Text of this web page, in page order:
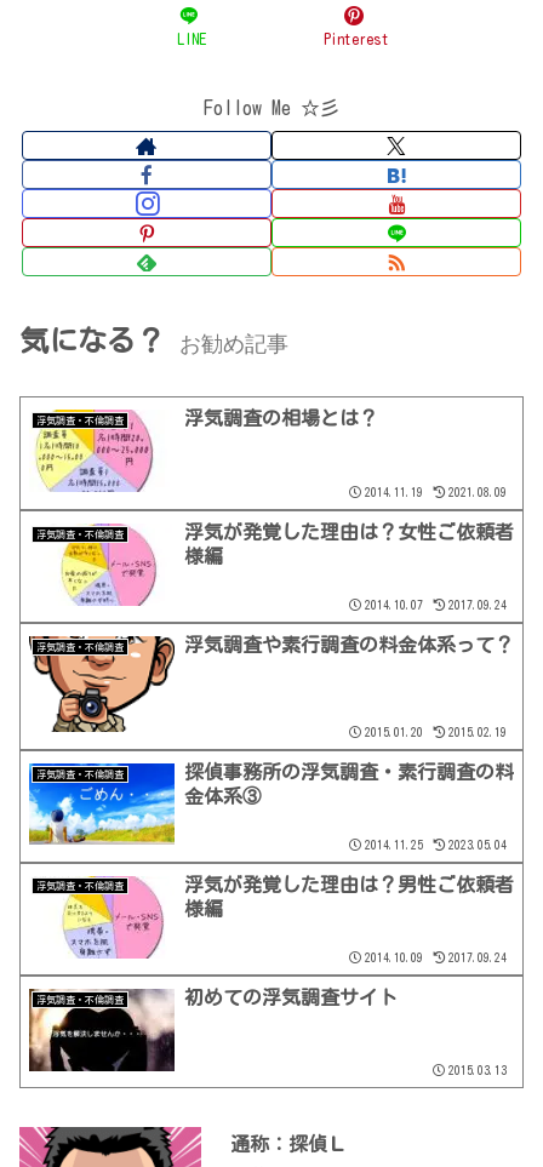
LINE Pinterest
Follow Me ☆彡
気になる？ お勧め記事
浮気調査・不倫調査 浮気調査の相場とは？
2014.11.19 2021.08.09
浮気調査・不倫調査
浮気が発覚した理由は？女性ご依頼者
様編
2014.10.07 2017.09.24
浮気調査・不倫調査 浮気調査や素行調査の料金体系って？
2015.01.20 2015.02.19
浮気調査・不倫調査
探偵事務所の浮気調査・素行調査の料
金体系③
2014.11.25 2023.05.04
浮気調査・不倫調査
浮気が発覚した理由は？男性ご依頼者
様編
2014.10.09 2017.09.24
浮気調査・不倫調査 初めての浮気調査サイト
2015.03.13
通称：探偵Ｌ